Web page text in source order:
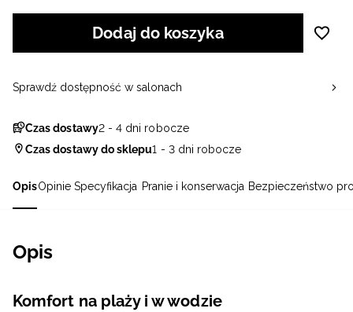
OpisOpinie Specyfikacja Pranie i konserwacja Bezpieczeństwo
Opis
Komfort na plaży i w wodzie
Dodaj do koszyka
Czas dostawy2 - 4 dni robocze
Czas dostawy do sklepu1 - 3 dni robocze
Sprawdź dostępność w salonach